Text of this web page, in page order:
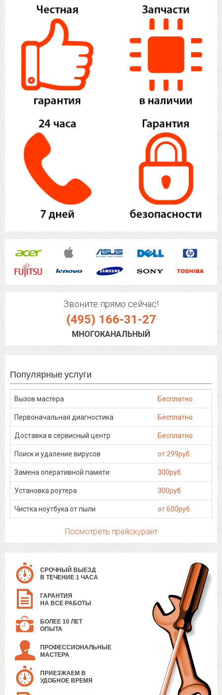
Звоните прямо сейчас!
(495) 166-31-27
МНОГОКАНАЛЬНЫЙ
Популярные услуги
Вызов мастера Бесплатно
Первоначальная диагностика Бесплатно
Доставка в сервисный центр Бесплатно
Поиск и удаление вирусов от 299руб.
Замена оперативной памяти 300руб.
Установка роутера 300руб.
Чистка ноутбука от пыли от 600руб.
Посмотреть прейскурант
СРОЧНЫЙ ВЫЕЗД
В ТЕЧЕНИЕ 1 ЧАСА
ГАРАНТИЯ
НА ВСЕ РАБОТЫ
БОЛЕЕ 10 ЛЕТ
ОПЫТА
ПРОФЕССИОНАЛЬНЫЕ
МАСТЕРА
ПРИЕЗЖАЕМ В
УДОБНОЕ ВРЕМЯ